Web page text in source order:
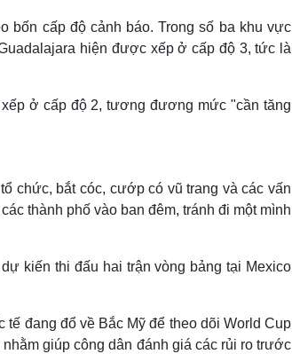
bốn cấp độ cảnh báo. Trong số ba khu vực
hiện được xếp ở cấp độ 3, tức là
ở cấp độ 2, tương đương mức "cần tăng
chức, bắt cóc, cướp có vũ trang và các vấn
thành phố vào ban đêm, tránh đi một mình
kiến thi đấu hai trận vòng bảng tại Mexico
đang đổ về Bắc Mỹ để theo dõi World Cup
giúp công dân đánh giá các rủi ro trước